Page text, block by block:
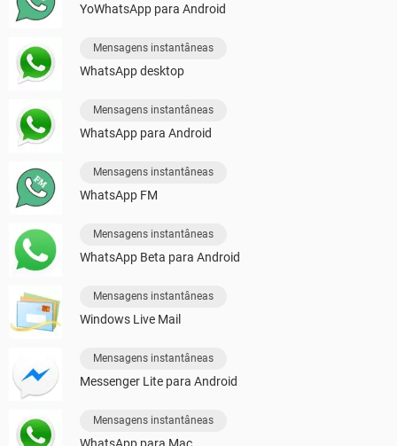
YoWhatsApp para Android
Mensagens instantâneas
WhatsApp desktop
Mensagens instantâneas
WhatsApp para Android
Mensagens instantâneas
WhatsApp FM
Mensagens instantâneas
WhatsApp Beta para Android
Mensagens instantâneas
Windows Live Mail
Mensagens instantâneas
Messenger Lite para Android
Mensagens instantâneas